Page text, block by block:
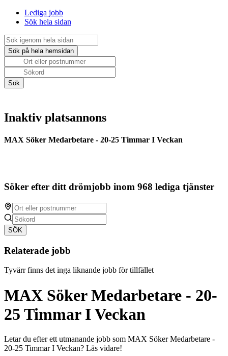
Lediga jobb
Sök hela sidan
Inaktiv platsannons
MAX Söker Medarbetare - 20-25 Timmar I Veckan
Söker efter ditt drömjobb inom 968 lediga tjänster
SÖK
Relaterade jobb
Tyvärr finns det inga liknande jobb för tillfället
MAX Söker Medarbetare - 20-
25 Timmar I Veckan
Letar du efter ett utmanande jobb som MAX Söker Medarbetare -
20-25 Timmar I Veckan? Läs vidare!